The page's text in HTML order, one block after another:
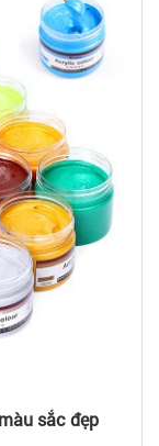
sắc đẹp